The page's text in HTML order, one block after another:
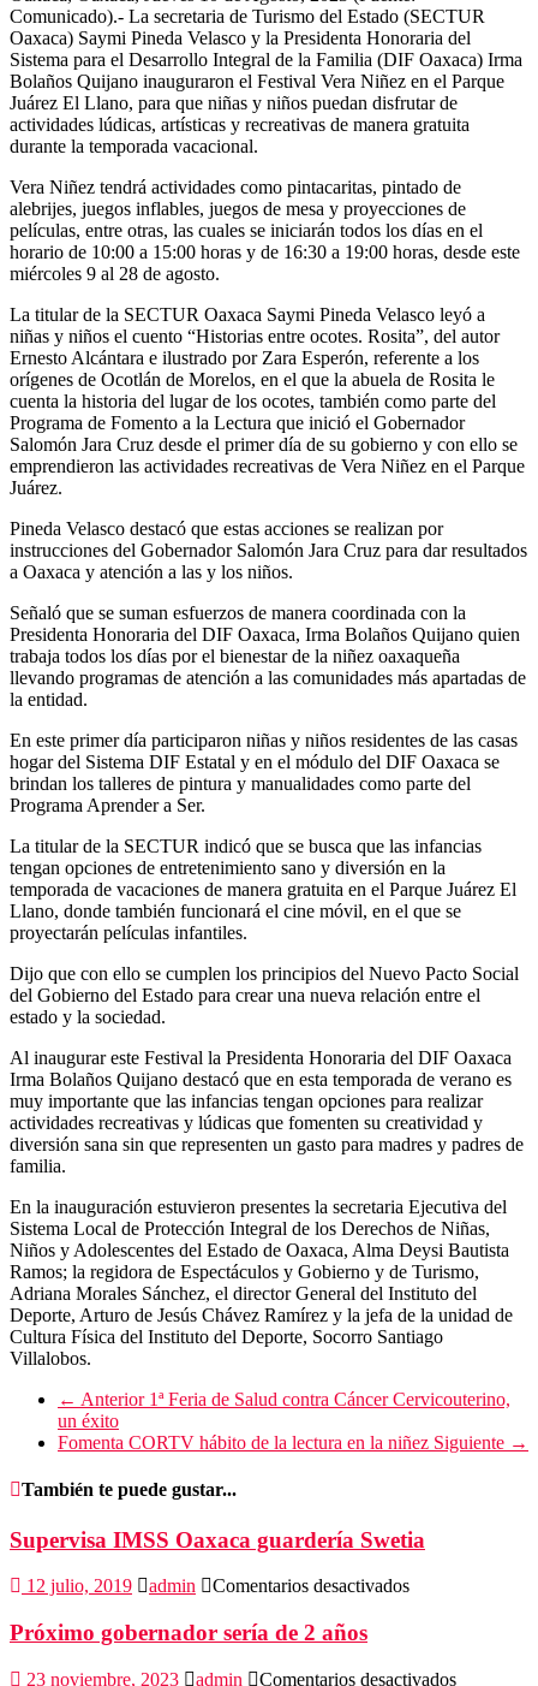
Comunicado).- La secretaria de Turismo del Estado (SECTUR
Oaxaca) Saymi Pineda Velasco y la Presidenta Honoraria del
Sistema para el Desarrollo Integral de la Familia (DIF Oaxaca) Irma
Bolaños Quijano inauguraron el Festival Vera Niñez en el Parque
Juárez El Llano, para que niñas y niños puedan disfrutar de
actividades lúdicas, artísticas y recreativas de manera gratuita
durante la temporada vacacional.
Vera Niñez tendrá actividades como pintacaritas, pintado de
alebrijes, juegos inflables, juegos de mesa y proyecciones de
películas, entre otras, las cuales se iniciarán todos los días en el
horario de 10:00 a 15:00 horas y de 16:30 a 19:00 horas, desde este
miércoles 9 al 28 de agosto.
La titular de la SECTUR Oaxaca Saymi Pineda Velasco leyó a
niñas y niños el cuento “Historias entre ocotes. Rosita”, del autor
Ernesto Alcántara e ilustrado por Zara Esperón, referente a los
orígenes de Ocotlán de Morelos, en el que la abuela de Rosita le
cuenta la historia del lugar de los ocotes, también como parte del
Programa de Fomento a la Lectura que inició el Gobernador
Salomón Jara Cruz desde el primer día de su gobierno y con ello se
emprendieron las actividades recreativas de Vera Niñez en el Parque
Juárez.
Pineda Velasco destacó que estas acciones se realizan por
instrucciones del Gobernador Salomón Jara Cruz para dar resultados
a Oaxaca y atención a las y los niños.
Señaló que se suman esfuerzos de manera coordinada con la
Presidenta Honoraria del DIF Oaxaca, Irma Bolaños Quijano quien
trabaja todos los días por el bienestar de la niñez oaxaqueña
llevando programas de atención a las comunidades más apartadas de
la entidad.
En este primer día participaron niñas y niños residentes de las casas
hogar del Sistema DIF Estatal y en el módulo del DIF Oaxaca se
brindan los talleres de pintura y manualidades como parte del
Programa Aprender a Ser.
La titular de la SECTUR indicó que se busca que las infancias
tengan opciones de entretenimiento sano y diversión en la
temporada de vacaciones de manera gratuita en el Parque Juárez El
Llano, donde también funcionará el cine móvil, en el que se
proyectarán películas infantiles.
Dijo que con ello se cumplen los principios del Nuevo Pacto Social
del Gobierno del Estado para crear una nueva relación entre el
estado y la sociedad.
Al inaugurar este Festival la Presidenta Honoraria del DIF Oaxaca
Irma Bolaños Quijano destacó que en esta temporada de verano es
muy importante que las infancias tengan opciones para realizar
actividades recreativas y lúdicas que fomenten su creatividad y
diversión sana sin que representen un gasto para madres y padres de
familia.
En la inauguración estuvieron presentes la secretaria Ejecutiva del
Sistema Local de Protección Integral de los Derechos de Niñas,
Niños y Adolescentes del Estado de Oaxaca, Alma Deysi Bautista
Ramos; la regidora de Espectáculos y Gobierno y de Turismo,
Adriana Morales Sánchez, el director General del Instituto del
Deporte, Arturo de Jesús Chávez Ramírez y la jefa de la unidad de
Cultura Física del Instituto del Deporte, Socorro Santiago
Villalobos.
← Anterior1ª Feria de Salud contra Cáncer Cervicouterino,
un éxito
Fomenta CORTV hábito de la lectura en la niñez Siguiente →
También te puede gustar...
Supervisa IMSS Oaxaca guardería Swetia
12 julio, 2019 admin Comentarios desactivadosen
guardería
Próximo gobernador sería de 2 años
23 noviembre, 2023 admin Comentarios desactivadosen